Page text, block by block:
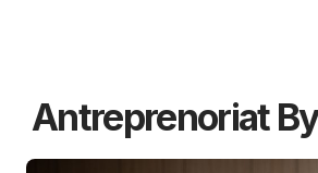
Antreprenoriat